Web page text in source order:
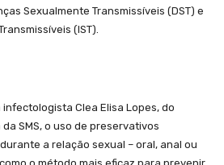
Sexualmente Transmissíveis (DST) e
(IST).
Clea Elisa Lopes, do
SMS, o uso de preservativos
a relação sexual – oral, anal ou